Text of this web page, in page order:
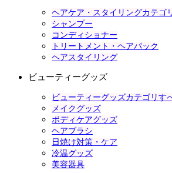
ヘアケア・スタイリングカテゴ
シャンプー
コンディショナー
トリートメント・ヘアパック
ヘアスタイリング
ビューティーグッズ
ビューティーグッズカテゴリす
メイクグッズ
ボディケアグッズ
ヘアブラシ
日焼け対策・ケア
冷温グッズ
美容器具